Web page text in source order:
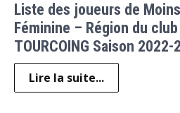
Liste des joueurs de
Féminine – Région du
TOURCOING Saison 2022-
Lire la suite...